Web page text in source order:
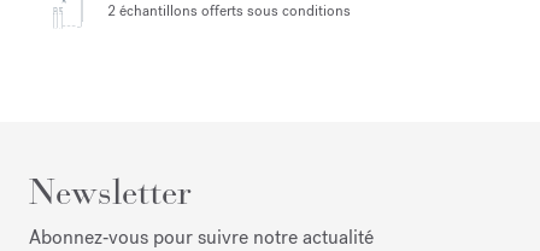
2 échantillons offerts sous conditions
Newsletter
Abonnez‑vous pour suivre notre actualité